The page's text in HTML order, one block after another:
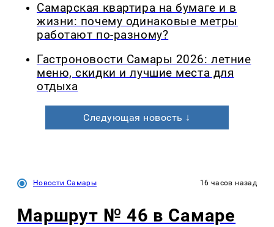
Самарская квартира на бумаге и в
жизни: почему одинаковые метры
работают по-разному?
Гастроновости Самары 2026: летние
меню, скидки и лучшие места для
отдыха
Следующая новость ↓
Новости Самары 16 часов назад
Маршрут № 46 в Самаре